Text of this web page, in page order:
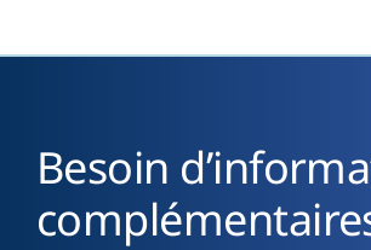
Besoin